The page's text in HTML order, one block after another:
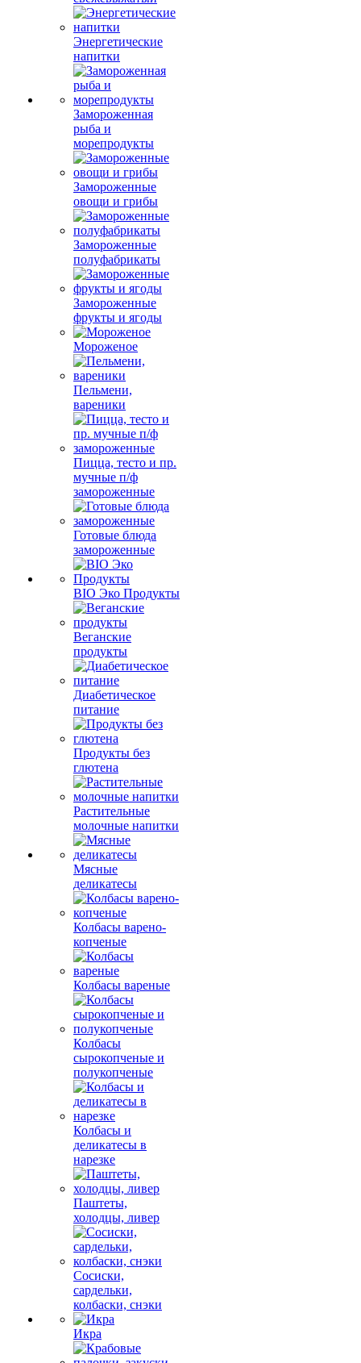
Энергетические
напитки
Замороженная
рыба и
морепродукты
Замороженные
овощи и грибы
Замороженные
полуфабрикаты
Замороженные
фрукты и ягоды
Мороженое
Пельмени,
вареники
Пицца, тесто и пр.
мучные п/ф
замороженные
Готовые блюда
замороженные
BIO Эко Продукты
Веганские
продукты
Диабетическое
питание
Продукты без
глютена
Растительные
молочные напитки
Мясные
деликатесы
Колбасы варено-
копченые
Колбасы вареные
Колбасы
сырокопченые и
полукопченые
Колбасы и
деликатесы в
нарезке
Паштеты,
холодцы, ливер
Сосиски,
сардельки,
колбаски, снэки
Икра